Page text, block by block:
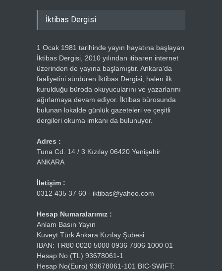
İktibas Dergisi
1 Ocak 1981 tarihinde yayın hayatına başlayan
İktibas Dergisi, 2010 yılından itibaren internet
üzerinden de yayına başlamıştır. Ankara’da
faaliyetini sürdüren İktibas Dergisi, halen ilk
kurulduğu büroda okuyucularını ve yazarlarını
ağırlamaya devam ediyor. İktibas bürosunda
bulunan lokalde günlük gazeteleri ve çeşitli
dergileri okuma imkanı da bulunuyor.
Adres :
Tuna Cd. 14 / 3 Kızılay 06420 Yenişehir
ANKARA
İletişim :
0312 435 37 60 - iktibas@yahoo.com
Hesap Numaralarımız :
Anlam Basın Yayın
Kuveyt Türk Ankara Kızılay Şubesi
IBAN: TR80 0020 5000 0936 7806 1000 01
Hesap No (TL) 93678061-1
Hesap No(Euro) 93678061-101 BIC-SWIFT: